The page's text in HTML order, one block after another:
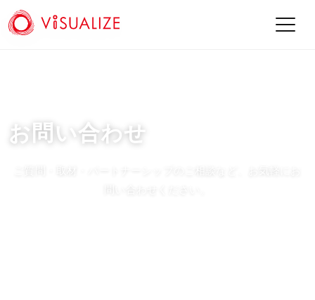
お問い合わせ